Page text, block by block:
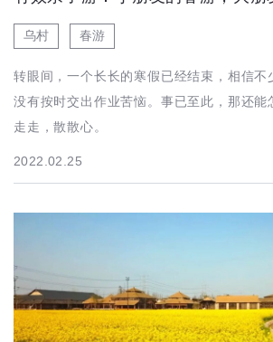
乌村 春游
转眼间，一个长长的寒假已经结束，相信不
没有按时交出作业苦恼。事已至此，那还能
走走，散散心。
2022.02.25